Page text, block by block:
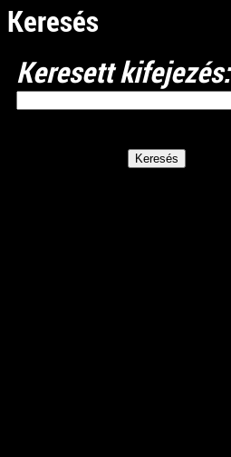
Keresés
Keresett kifejezés: